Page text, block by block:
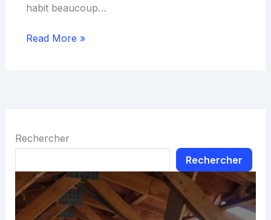
habit beaucoup…
Read More »
Rechercher
Rechercher